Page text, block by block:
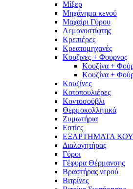
Μίξερ
Μηχάνημα κενού
Μαχαίρι Γύρου
Λεμονοστίφτης
Κρεπιέρες
Κρεατομηχανές
Κουζινες + Φουρνος
Κουζίνα +
Κουζίνα +
Κουζίνες
Κοτοπουλιέρες
Κοντοσούβλι
Θερμοκολλητικά
Ζυμωτήρια
Εστίες
ΕΞΑΡΤΗΜΑΤΑ
Διαλογητήρας
Γύροι
Γέφυρα Θέρμανσης
Βραστήρας νερού
Βιτρίνες